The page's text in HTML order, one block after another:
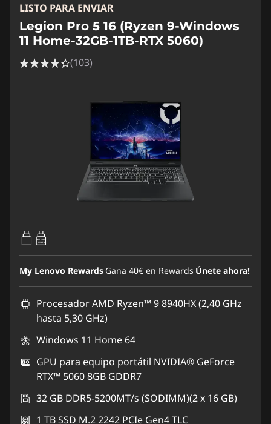
LISTO PARA ENVIAR
Legion Pro 5 16 (Ryzen 9-Windows
11 Home-32GB-1TB-RTX 5060)
(103)
65W-100W
USB PD
My Lenovo Rewards Gana 40€ en Rewards Únete ahora!
Procesador AMD Ryzen™ 9 8940HX (2,40 GHz
hasta 5,30 GHz)
Windows 11 Home 64
GPU para equipo portátil NVIDIA® GeForce
RTX™ 5060 8GB GDDR7
32 GB DDR5-5200MT/s (SODIMM)(2 x 16 GB)
1 TB SSD M.2 2242 PCIe Gen4 TLC